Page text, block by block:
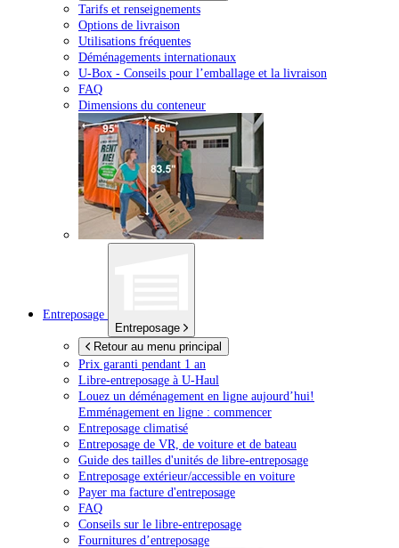
Tarifs et renseignements
Options de livraison
Utilisations fréquentes
Déménagements internationaux
U-Box - Conseils pour l’emballage et la livraison
FAQ
Dimensions du conteneur
Entreposage
Entreposage
Retour au menu principal
Prix garanti pendant 1 an
Libre-entreposage à U-Haul
Louez un déménagement en ligne aujourd’hui!
Emménagement en ligne : commencer
Entreposage climatisé
Entreposage de VR, de voiture et de bateau
Guide des tailles d'unités de libre-entreposage
Entreposage extérieur/accessible en voiture
Payer ma facture d'entreposage
FAQ
Conseils sur le libre-entreposage
Fournitures d’entreposage